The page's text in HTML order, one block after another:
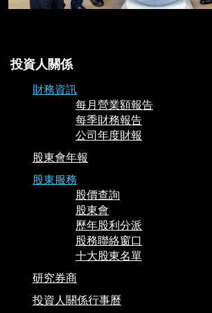
投資人關係
財務資訊
每月營業額報告
每季財務報告
公司年度財報
股東會年報
股東服務
股價查詢
股東會
歷年股利分派
股務聯絡窗口
十大股東名單
研究券商
投資人關係行事曆